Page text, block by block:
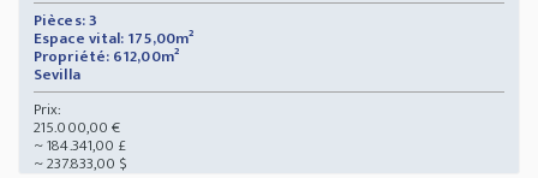
Pièces: 3
Espace vital: 175,00m²
Propriété: 612,00m²
Sevilla
Prix:
215.000,00 €
~ 184.341,00 £
~ 237.833,00 $